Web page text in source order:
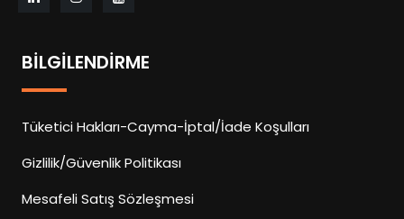
BILGILENDIRME
Tüketici Hakları-Cayma-İptal/İade Koşulları
Gizlilik/Güvenlik Politikası
Mesafeli Satış Sözleşmesi